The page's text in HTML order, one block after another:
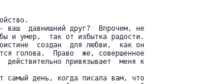
давнишний друг?  Впрочем, не
и умер,  так от избытка радости.
создан  для любви,  как он
голова.  Право  же, совершенное
привязывает  меня к
самый день, когда писала вам, что